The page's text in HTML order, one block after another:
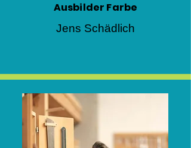
Ausbilder Farbe
Jens Schädlich